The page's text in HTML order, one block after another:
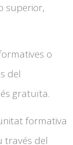
superior,
o
del
gratuïta.
formativa
través del